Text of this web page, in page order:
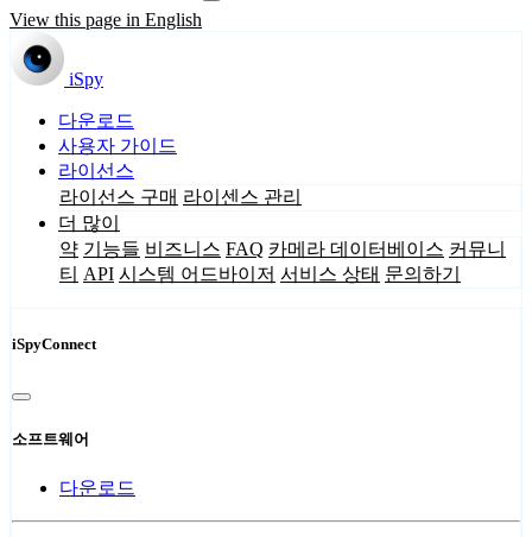
View this page in English
iSpy
다운로드
사용자 가이드
라이선스
라이선스 구매 라이센스 관리
더 많이
약 기능들 비즈니스 FAQ 카메라 데이터베이스 커뮤니
티 API 시스템 어드바이저 서비스 상태 문의하기
iSpyConnect
소프트웨어
다운로드